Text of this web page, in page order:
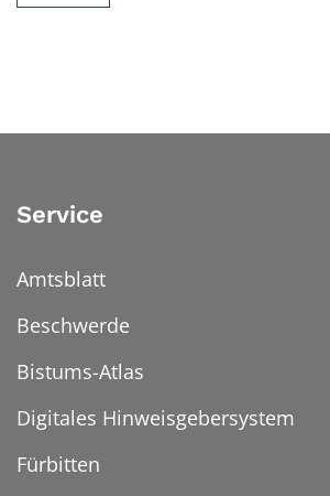
Service
Amtsblatt
Beschwerde
Bistums-Atlas
Digitales Hinweisgebersystem
Fürbitten